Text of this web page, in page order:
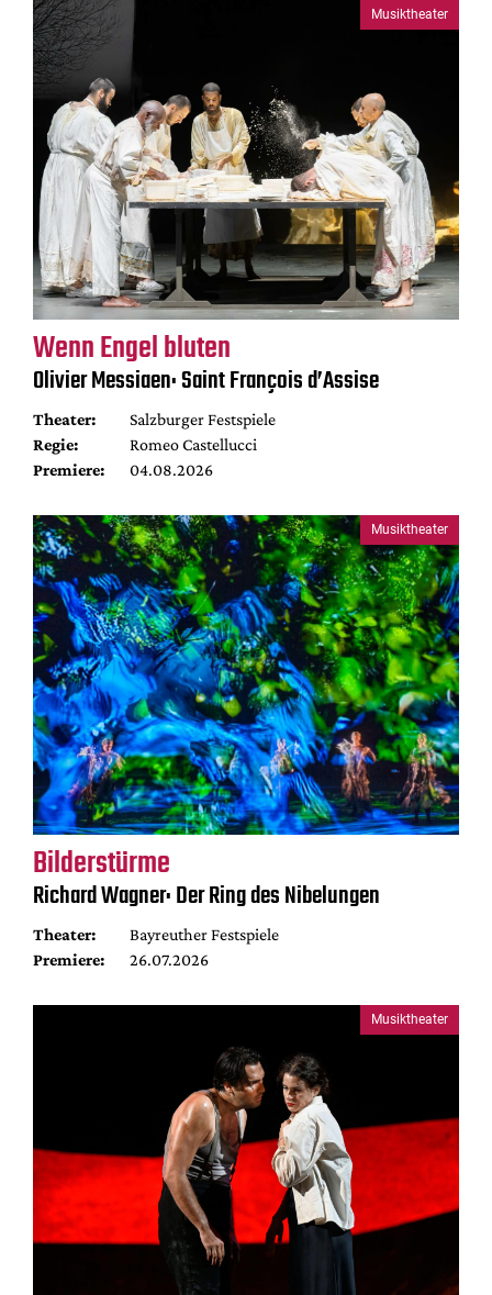
Musiktheater
Wenn Engel bluten
Olivier Messiaen: Saint François d’Assise
Theater:
Salzburger Festspiele
Regie:
Romeo Castellucci
Premiere:
04.08.2026
Musiktheater
Bilderstürme
Richard Wagner: Der Ring des Nibelungen
Theater:
Bayreuther Festspiele
Premiere:
26.07.2026
Musiktheater